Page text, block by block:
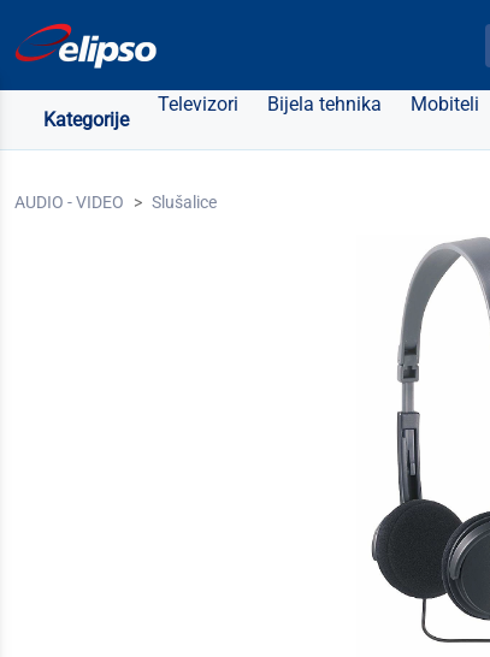
Kategorije
Televizori Bijela tehnika Mobiteli
AUDIO - VIDEO Slušalice